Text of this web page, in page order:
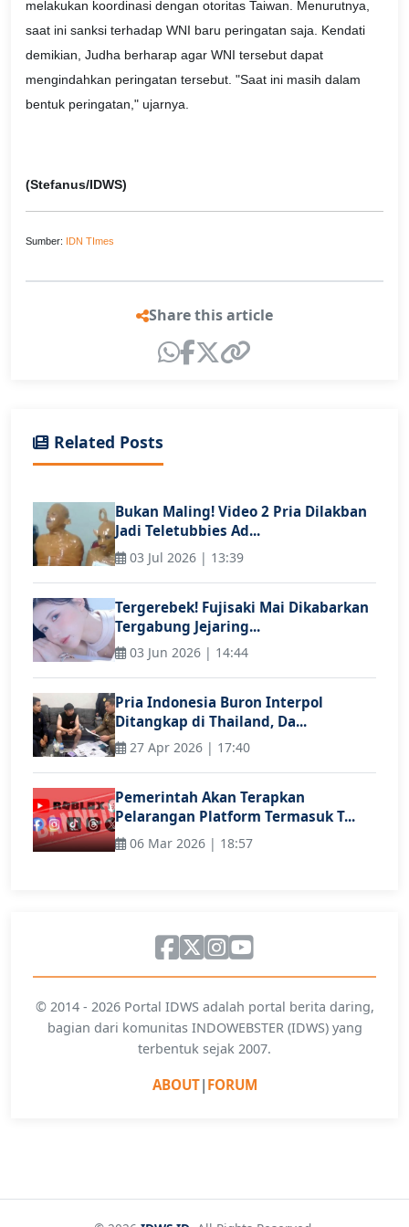
melakukan koordinasi dengan otoritas Taiwan. Menurutnya,
saat ini sanksi terhadap WNI baru peringatan saja. Kendati
demikian, Judha berharap agar WNI tersebut dapat
mengindahkan peringatan tersebut. "Saat ini masih dalam
bentuk peringatan," ujarnya.
(Stefanus/IDWS)
Sumber: IDN TImes
Share this article
Related Posts
Bukan Maling! Video 2 Pria Dilakban
Jadi Teletubbies Ad...
03 Jul 2026 | 13:39
Tergerebek! Fujisaki Mai Dikabarkan
Tergabung Jejaring...
03 Jun 2026 | 14:44
Pria Indonesia Buron Interpol
Ditangkap di Thailand, Da...
27 Apr 2026 | 17:40
Pemerintah Akan Terapkan
Pelarangan Platform Termasuk T...
06 Mar 2026 | 18:57
© 2014 - 2026 Portal IDWS adalah portal berita daring,
bagian dari komunitas INDOWEBSTER (IDWS) yang
terbentuk sejak 2007.
ABOUT| FORUM